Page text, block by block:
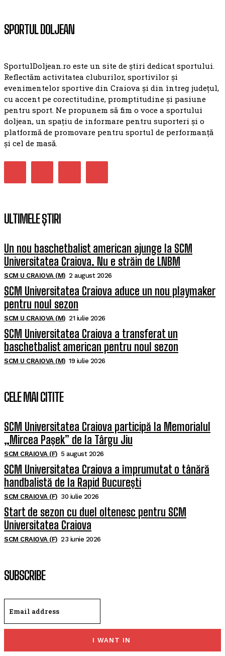
SPORTUL DOLJEAN
SportulDoljean.ro este un site de știri dedicat sportului.
Reflectăm activitatea cluburilor, sportivilor și
evenimentelor sportive din Craiova și din întreg județul,
cu accent pe corectitudine, promptitudine și pasiune
pentru sport. Ne propunem să fim o voce a sportului
doljean, un spațiu de informare pentru suporteri și o
platformă de promovare pentru sportul de performanță
și cel de masă.
ULTIMELE ȘTIRI
Un nou baschetbalist american ajunge la SCM
Universitatea Craiova. Nu e străin de LNBM
SCM U CRAIOVA (M) 2 august 2026
SCM Universitatea Craiova aduce un nou playmaker
pentru noul sezon
SCM U CRAIOVA (M) 21 iulie 2026
SCM Universitatea Craiova a transferat un
baschetbalist american pentru noul sezon
SCM U CRAIOVA (M) 19 iulie 2026
CELE MAI CITITE
SCM Universitatea Craiova participă la Memorialul
„Mircea Pașek” de la Târgu Jiu
SCM CRAIOVA (F) 5 august 2026
SCM Universitatea Craiova a împrumutat o tânără
handbalistă de la Rapid București
SCM CRAIOVA (F) 30 iulie 2026
Start de sezon cu duel oltenesc pentru SCM
Universitatea Craiova
SCM CRAIOVA (F) 23 iunie 2026
SUBSCRIBE
I WANT IN